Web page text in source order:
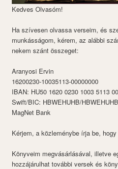
Kedves Olvasóm!
Ha szívesen olvassa verseim, és
munkásságom, kérem, az alábbi
nekem szánt összeget:
Aranyosi Ervin
16200230-10035113-00000000
IBAN: HU50 1620 0230 1003 5113
Swift/BIC: HBWEHUHB/
MagNet Bank
Kérjem, a közleménybe írja be, hogy
Könyveim megvásárlásával, illetve
hozzájárulhat további versek és